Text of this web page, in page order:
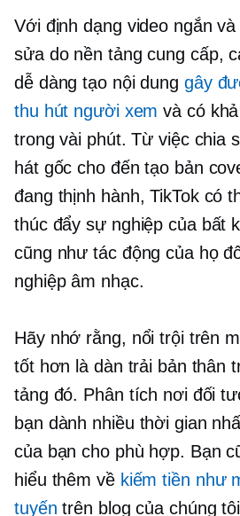
Với định dạng video ngắn
sửa do nền tảng cung cấp,
dễ dàng tạo nội dung gây
thu hút người xem và có
trong vài phút. Từ việc chia
hát gốc cho đến tạo bản
đang thịnh hành, TikTok có
thúc đẩy sự nghiệp của bất
cũng như tác động của họ
nghiệp âm nhạc.
Hãy nhớ rằng, nổi trội trên
tốt hơn là dàn trải bản thân
tảng đó. Phân tích nơi đối
bạn dành nhiều thời gian
của bạn cho phù hợp. Bạn
hiểu thêm về kiếm tiền như
tuyếntrên blog của chúng